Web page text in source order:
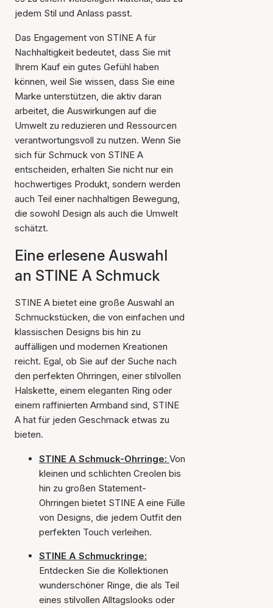
jedem Stil und Anlass passt.
Das Engagement von STINE A für
Nachhaltigkeit bedeutet, dass Sie mit
Ihrem Kauf ein gutes Gefühl haben
können, weil Sie wissen, dass Sie eine
Marke unterstützen, die aktiv daran
arbeitet, die Auswirkungen auf die
Umwelt zu reduzieren und Ressourcen
verantwortungsvoll zu nutzen. Wenn Sie
sich für Schmuck von STINE A
entscheiden, erhalten Sie nicht nur ein
hochwertiges Produkt, sondern werden
auch Teil einer nachhaltigen Bewegung,
die sowohl Design als auch die Umwelt
schätzt.
Eine erlesene Auswahl
an STINE A Schmuck
STINE A bietet eine große Auswahl an
Schmuckstücken, die von einfachen und
klassischen Designs bis hin zu
auffälligen und modernen Kreationen
reicht. Egal, ob Sie auf der Suche nach
den perfekten Ohrringen, einer stilvollen
Halskette, einem eleganten Ring oder
einem raffinierten Armband sind, STINE
A hat für jeden Geschmack etwas zu
bieten.
STINE A Schmuck-Ohrringe: Von
kleinen und schlichten Creolen bis
hin zu großen Statement-
Ohrringen bietet STINE A eine Fülle
von Designs, die jedem Outfit den
perfekten Touch verleihen.
STINE A Schmuckringe:
Entdecken Sie die Kollektionen
wunderschöner Ringe, die als Teil
eines stilvollen Alltagslooks oder